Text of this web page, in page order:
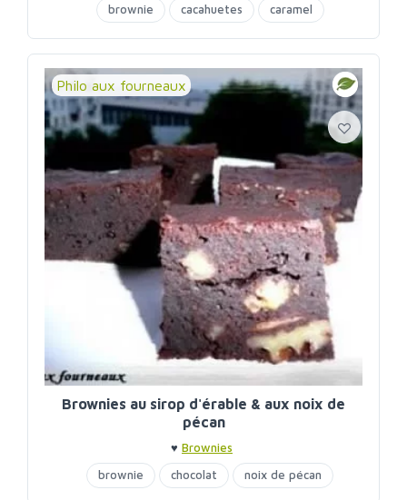
brownie
cacahuetes caramel
chocolat
Philo aux fourneaux
Brownies au sirop d'érable & aux noix de
pécan
♥ Brownies
brownie
chocolat noix de pécan